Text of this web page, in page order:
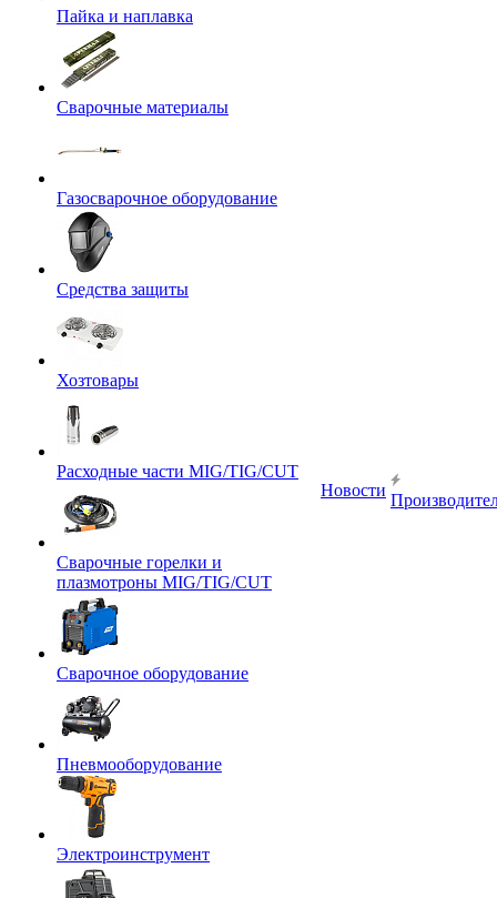
Пайка и наплавка
Сварочные материалы
Газосварочное оборудование
Средства защиты
Хозтовары
Расходные части MIG/TIG/CUT
Сварочные горелки и
плазмотроны MIG/TIG/CUT
Сварочное оборудование
Пневмооборудование
Электроинструмент
Новости